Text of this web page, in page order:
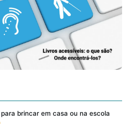
brincar em casa ou na escola